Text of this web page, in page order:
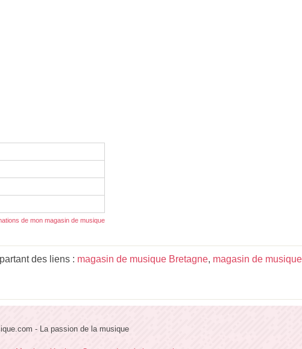
de mon magasin de musique
des liens : magasin de musique Bretagne, magasin de
- La passion de la musique